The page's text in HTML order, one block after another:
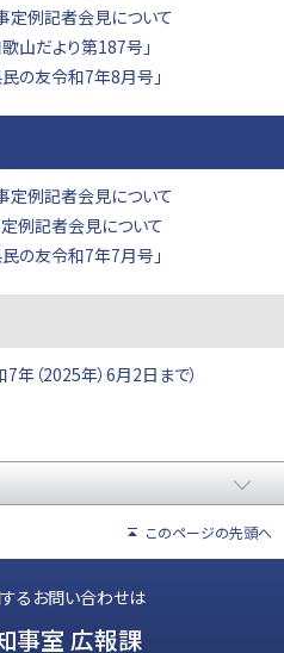
例記者会見について
山だより第187号」
の友令和7年8月号」
定例記者会見について
例記者会見について
の友令和7年7月号」
年（2025年）6月2日まで）
このページの先頭へ
るお問い合わせは
事室 広報課